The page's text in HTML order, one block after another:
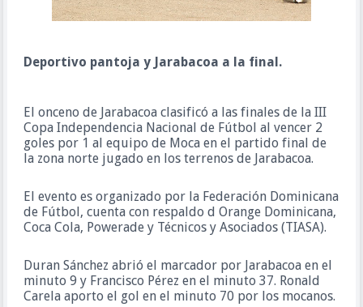
Deportivo pantoja y Jarabacoa a la final.
El onceno de Jarabacoa clasificó a las finales de la III
Copa Independencia Nacional de Fútbol al vencer 2
goles por 1 al equipo de Moca en el partido final de
la zona norte jugado en los terrenos de Jarabacoa.
El evento es organizado por la Federación Dominicana
de Fútbol, cuenta con respaldo d Orange Dominicana,
Coca Cola, Powerade y Técnicos y Asociados (TIASA).
Duran Sánchez abrió el marcador por Jarabacoa en el
minuto 9 y Francisco Pérez en el minuto 37. Ronald
Carela aporto el gol en el minuto 70 por los mocanos.